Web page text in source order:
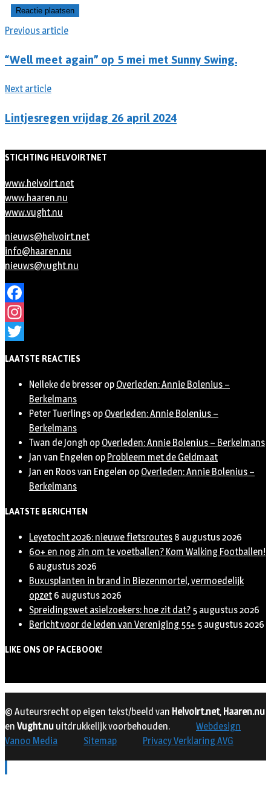
Previous article
“Well meet again” op 5 mei met Sunny Swing.
Next article
Lintjesregen vrijdag 26 april 2024
STICHTING HELVOIRTNET
www.helvoirt.net
www.haaren.nu
www.vught.nu
nieuws@helvoirt.net
info@haaren.nu
nieuws@vught.nu
Facebook
Instagram
LAATSTE REACTIES
Nelleke de bresser op Overleden: Annie Bolenius –
Berkelmans
Peter Tuerlings op Overleden: Annie Bolenius –
Berkelmans
Twan de Jongh op Overleden: Annie Bolenius – Berkelmans
Jan van Engelen op Probleem met de Geldmaat
Jan en Roos van Engelen op Overleden: Annie Bolenius –
Berkelmans
LAATSTE BERICHTEN
Leyetocht 2026: nieuwe fietsroutes 8 augustus 2026
60+ en nog zin om te voetballen? Kom Walking Footballen!
6 augustus 2026
Buxusplanten in brand in Biezenmortel, vermoedelijk
opzet 6 augustus 2026
Spreidingswet asielzoekers: hoe zit dat? 5 augustus 2026
Bericht voor de leden van Vereniging 55+ 5 augustus 2026
LIKE ONS OP FACEBOOK!
© Auteursrecht op eigen tekst/beeld van Helvoirt.net, Haaren.nu
en Vught.nu uitdrukkelijk voorbehouden.
Webdesign
Vanoo Media
Sitemap Privacy Verklaring AVG